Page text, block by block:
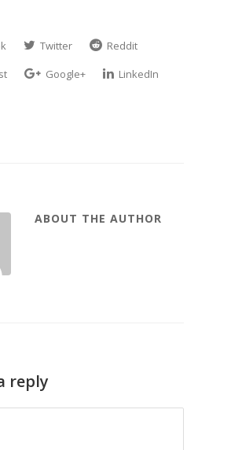
Twitter
Reddit
Google+
LinkedIn
ABOUT THE AUTHOR
reply